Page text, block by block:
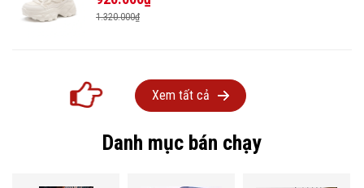
1.320.000₫
Xem tất cả
Danh mục bán chạy